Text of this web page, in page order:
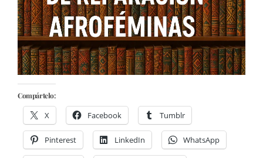
Compártelo:
X Facebook Tumblr
Pinterest LinkedIn WhatsApp